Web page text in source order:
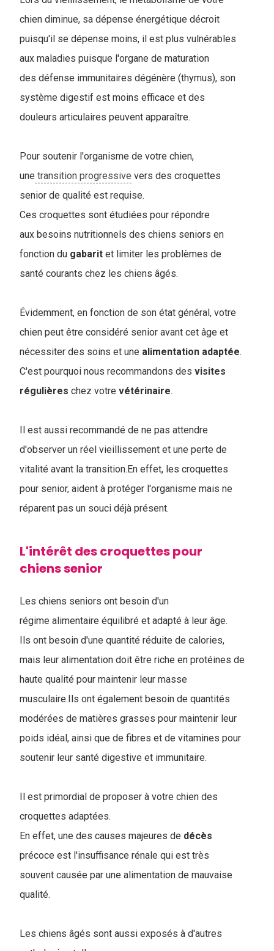
chien diminue, sa dépense énergétique décroit
puisqu'il se dépense moins, il est plus vulnérables
aux maladies puisque l'organe de maturation
des défense immunitaires dégénère (thymus), son
système digestif est moins efficace et des
douleurs articulaires peuvent apparaître.
Pour soutenir l'organisme de votre chien,
une transition progressive vers des croquettes
senior de qualité est requise.
Ces croquettes sont étudiées pour répondre
aux besoins nutritionnels des chiens seniors en
fonction du gabarit et limiter les problèmes de
santé courants chez les chiens âgés.
Évidemment, en fonction de son état général, votre
chien peut être considéré senior avant cet âge et
nécessiter des soins et une alimentation adaptée.
C'est pourquoi nous recommandons des visites
régulières chez votre vétérinaire.
Il est aussi recommandé de ne pas attendre
d'observer un réel vieillissement et une perte de
vitalité avant la transition.En effet, les croquettes
pour senior, aident à protéger l'organisme mais ne
réparent pas un souci déjà présent.
L'intérêt des croquettes pour
chiens senior
Les chiens seniors ont besoin d'un
régime alimentaire équilibré et adapté à leur âge.
Ils ont besoin d'une quantité réduite de calories,
mais leur alimentation doit être riche en protéines de
haute qualité pour maintenir leur masse
musculaire.Ils ont également besoin de quantités
modérées de matières grasses pour maintenir leur
poids idéal, ainsi que de fibres et de vitamines pour
soutenir leur santé digestive et immunitaire.
Il est primordial de proposer à votre chien des
croquettes adaptées.
En effet, une des causes majeures de décès
précoce est l'insuffisance rénale qui est très
souvent causée par une alimentation de mauvaise
qualité.
Les chiens âgés sont aussi exposés à d'autres